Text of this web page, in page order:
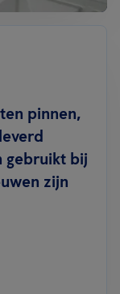
pinnen,
gebruikt bij
zijn